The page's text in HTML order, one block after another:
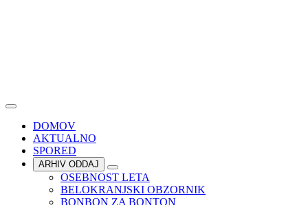
DOMOV
AKTUALNO
SPORED
ARHIV ODDAJ
OSEBNOST LETA
BELOKRANJSKI OBZORNIK
BONBON ZA BONTON